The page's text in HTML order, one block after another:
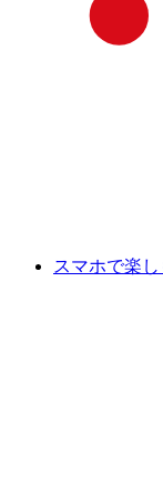
スマホで楽し